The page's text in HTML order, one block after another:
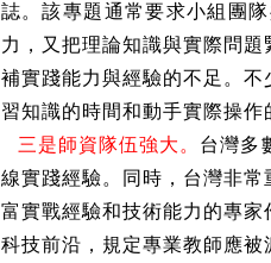
誌。該專題通常要求小組團
力，又把理論知識與實際問
補實踐能力與經驗的不足。
習知識的時間和動手實際操作
三是師資隊伍強大。 台灣多
線實踐經驗。同時，台灣非
富實戰經驗和技術能力的專
科技前沿，規定專業教師應